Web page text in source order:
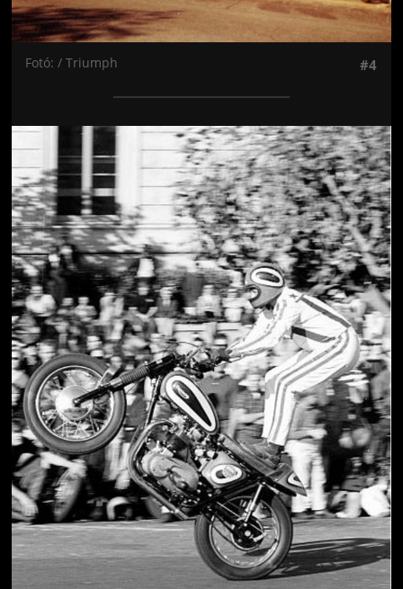
Fotó: / Triumph #4
Jön még kép!